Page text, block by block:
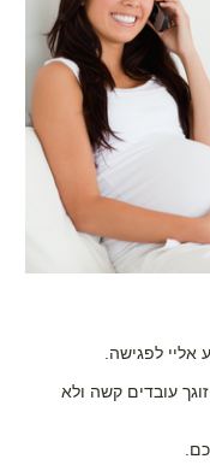
אליי לפגישה.
עובדים קשה ולא